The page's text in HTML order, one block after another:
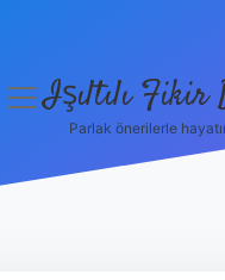
menüyüIşıltılı Fikir
Parlak önerilerle